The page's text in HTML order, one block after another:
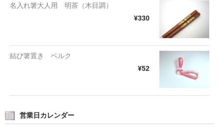
名入れ箸大人用 明茶（木目調）
¥330
結び箸置き ベルク
¥52
営業日カレンダー